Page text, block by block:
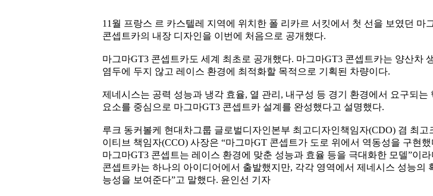
11월 프랑스 르 카스텔레 지역에 위치한 폴 리카르 서킷에서 첫 선을 보였던 마
콘셉트카의 내장 디자인을 이번에 처음으로 공개했다.
마그마GT3 콘셉트카도 세계 최초로 공개했다. 마그마GT3 콘셉트카는 양산차
염두에 두지 않고 레이스 환경에 최적화할 목적으로 기획된 차량이다.
제네시스는 공력 성능과 냉각 효율, 열 관리, 내구성 등 경기 환경에서 요구되는
요소를 중심으로 마그마GT3 콘셉트카 설계를 완성했다고 설명했다.
루크 동커볼케 현대차그룹 글로벌디자인본부 최고디자인책임자(CDO) 겸 최고
이티브 책임자(CCO) 사장은 “마그마GT 콘셉트가 도로 위에서 역동성을 구현했
마그마GT3 콘셉트는 레이스 환경에 맞춘 성능과 효율 등을 극대화한 모델”이라
콘셉트카는 하나의 아이디어에서 출발했지만, 각각 영역에서 제네시스 성능의
능성을 보여준다”고 말했다. 윤인선 기자